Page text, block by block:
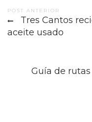
Post
navigation
POST ANTERIOR
Tres Cantos
aceite usado
Guía de